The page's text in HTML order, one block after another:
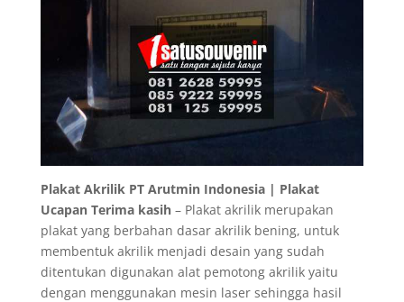
Plakat Akrilik PT Arutmin Indonesia | Plakat
Ucapan Terima kasih– Plakat akrilik merupakan
plakat yang berbahan dasar akrilik bening, untuk
membentuk akrilik menjadi desain yang sudah
ditentukan digunakan alat pemotong akrilik yaitu
dengan menggunakan mesin laser sehingga hasil